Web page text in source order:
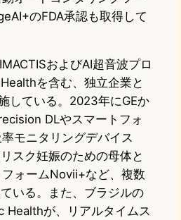
のFDA承認も取得して
およびAI超音波プロ
を含む、独立企業と
している。2023年にGEか
DLやスマートフォ
モニタリングデバイス
スク妊娠のための母体と
ォームNovii+など、複数
いる。また、ブラジルの
Healthが、リアルタイムス